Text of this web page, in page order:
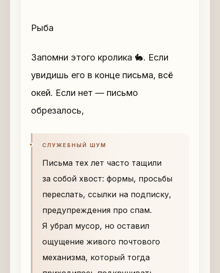
Рыба
Запомни этого кролика 🐇. Если
увидишь его в конце письма, всё
окей. Если нет — письмо
обрезалось,
СЛУЖЕБНЫЙ ШУМ
Письма тех лет часто тащили
за собой хвост: формы, просьбы
переслать, ссылки на подписку,
предупреждения про спам.
Я убрал мусор, но оставил
ощущение живого почтового
механизма, который тогда